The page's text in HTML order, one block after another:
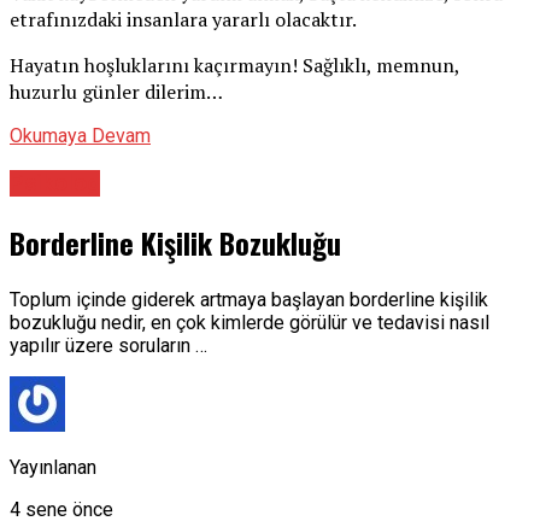
etrafınızdaki insanlara yararlı olacaktır.
Hayatın hoşluklarını kaçırmayın! Sağlıklı, memnun,
huzurlu günler dilerim…
Okumaya Devam
Borderline Kişilik Bozukluğu
Toplum içinde giderek artmaya başlayan borderline kişilik
bozukluğu nedir, en çok kimlerde görülür ve tedavisi nasıl
yapılır üzere soruların …
Yayınlanan
4 sene önce